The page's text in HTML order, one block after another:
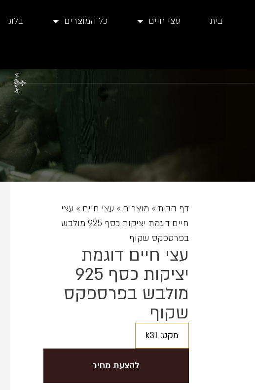
בית עצי חיים כל המוצרים בלוג
דף הבית » מוצרים » עצי חיים » עצי
חיים דוגמת יציקות כסף 925 מולבש
בפרספקס שקוף
עצי חיים דוגמת
יציקות כסף 925
מולבש בפרספקס
שקוף
מקט: k31
להצעת מחיר